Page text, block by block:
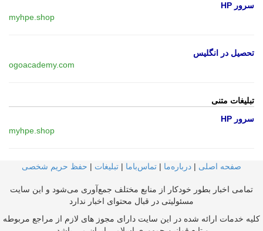
سرور HP
myhpe.shop
تحصیل در انگلیس
ogoacademy.com
تبلیغات متنی
سرور HP
myhpe.shop
صفحه اصلی | درباره‌ما | تماس‌با‌ما | تبلیغات | حفظ حریم شخصی
تمامی اخبار بطور خودکار از منابع مختلف جمع‌آوری می‌شود و این سایت
مسئولیتی در قبال محتوای اخبار ندارد
کلیه خدمات ارائه شده در این سایت دارای مجوز های لازم از مراجع مربوطه